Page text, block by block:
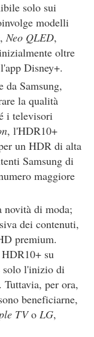
solo sui
modelli
,Neo QLED,
oltre
Disney+.
da Samsung,
la qualità
i televisori
, l'HDR10+
un HDR di alta
Samsung di
maggiore
novità di moda;
dei contenuti,
premium.
su
solo l'inizio di
per ora,
beneficiarne,
TVo LG,